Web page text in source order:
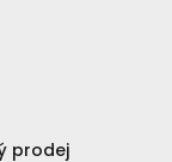
prodej